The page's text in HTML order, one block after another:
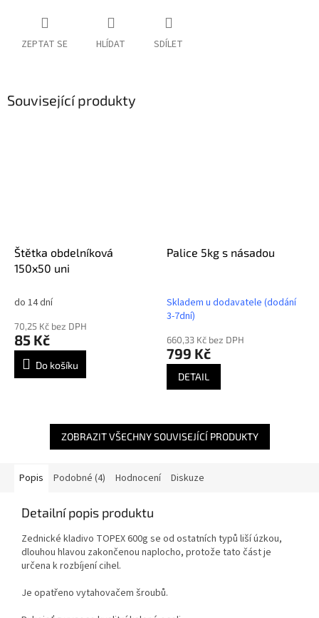
ZEPTAT SE HLÍDAT SDÍLET
Související produkty
Štětka obdelníková
150x50 uni
do 14 dní
70,25 Kč bez DPH
85 Kč
Do košíku
Palice 5kg s násadou
Skladem u dodavatele (dodání
3-7dní)
660,33 Kč bez DPH
799 Kč
DETAIL
ZOBRAZIT VŠECHNY SOUVISEJÍCÍ PRODUKTY
Popis Podobné (4) Hodnocení Diskuze
Detailní popis produktu
Zednické kladivo TOPEX 600g se od ostatních typů liší úzkou,
dlouhou hlavou zakončenou naplocho, protože tato část je
určena k rozbíjení cihel.
Je opatřeno vytahovačem šroubů.